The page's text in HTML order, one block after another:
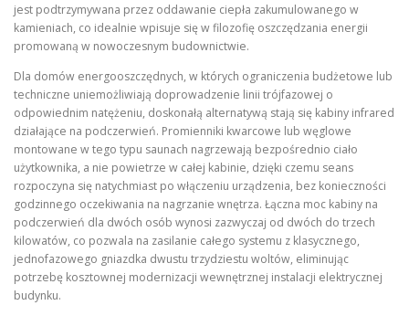
jest podtrzymywana przez oddawanie ciepła zakumulowanego w
kamieniach, co idealnie wpisuje się w filozofię oszczędzania energii
promowaną w nowoczesnym budownictwie.
Dla domów energooszczędnych, w których ograniczenia budżetowe lub
techniczne uniemożliwiają doprowadzenie linii trójfazowej o
odpowiednim natężeniu, doskonałą alternatywą stają się kabiny infrared
działające na podczerwień. Promienniki kwarcowe lub węglowe
montowane w tego typu saunach nagrzewają bezpośrednio ciało
użytkownika, a nie powietrze w całej kabinie, dzięki czemu seans
rozpoczyna się natychmiast po włączeniu urządzenia, bez konieczności
godzinnego oczekiwania na nagrzanie wnętrza. Łączna moc kabiny na
podczerwień dla dwóch osób wynosi zazwyczaj od dwóch do trzech
kilowatów, co pozwala na zasilanie całego systemu z klasycznego,
jednofazowego gniazdka dwustu trzydziestu woltów, eliminując
potrzebę kosztownej modernizacji wewnętrznej instalacji elektrycznej
budynku.